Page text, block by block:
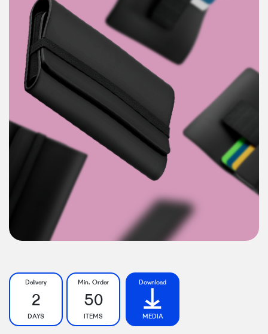
Delivery
2
DAYS
Min. Order
50
ITEMS
Download
MEDIA